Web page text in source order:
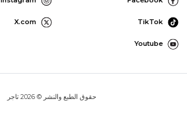
TikTok
X.com
Youtube
حقوق الطبع والنشر © 2026 تاجر